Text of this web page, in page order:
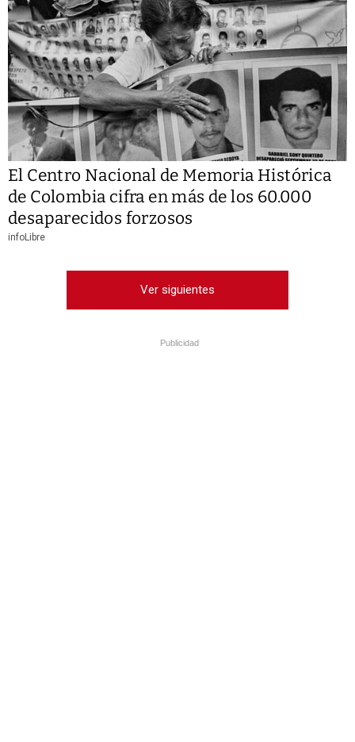
El Centro Nacional de Memoria Histórica
de Colombia cifra en más de los 60.000
desaparecidos forzosos
infoLibre
Ver siguientes
Publicidad